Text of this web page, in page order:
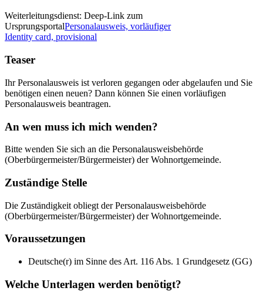
Weiterleitungsdienst: Deep-Link zum
UrsprungsportalPersonalausweis, vorläufiger
Identity card, provisional
Teaser
Ihr Personalausweis ist verloren gegangen oder abgelaufen und Sie
benötigen einen neuen? Dann können Sie einen vorläufigen
Personalausweis beantragen.
An wen muss ich mich wenden?
Bitte wenden Sie sich an die Personalausweisbehörde
(Oberbürgermeister/Bürgermeister) der Wohnortgemeinde.
Zuständige Stelle
Die Zuständigkeit obliegt der Personalausweisbehörde
(Oberbürgermeister/Bürgermeister) der Wohnortgemeinde.
Voraussetzungen
Deutsche(r) im Sinne des Art. 116 Abs. 1 Grundgesetz (GG)
Welche Unterlagen werden benötigt?